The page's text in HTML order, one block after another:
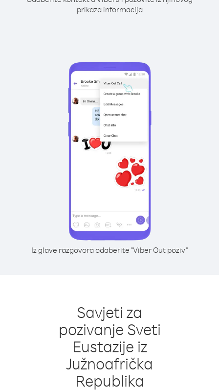
prikaza informacija
Iz glave razgovora odaberite "Viber Out poziv"
Savjeti za
pozivanje Sveti
Eustazije iz
Južnoafrička
Republika